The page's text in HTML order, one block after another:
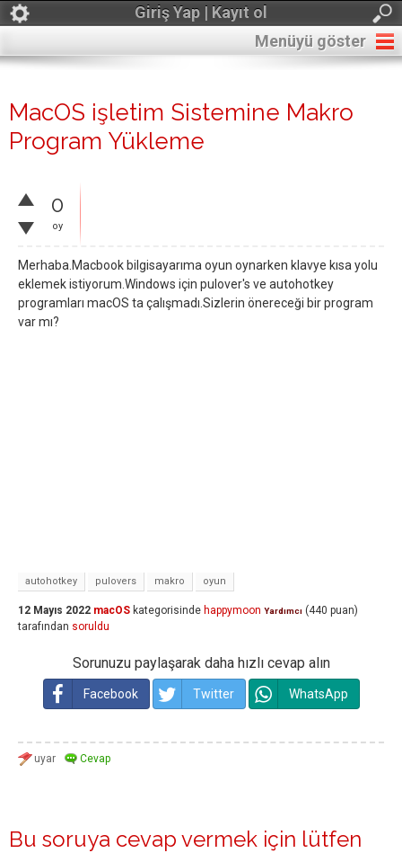
Giriş Yap | Kayıt ol
Menüyü göster
MacOS işletim Sistemine Makro
Program Yükleme
0
oy
Merhaba.Macbook bilgisayarıma oyun oynarken klavye kısa yolu
eklemek istiyorum.Windows için pulover's ve autohotkey
programları macOS ta çalışmadı.Sizlerin önereceği bir program
var mı?
autohotkey pulovers makro oyun
12 Mayıs 2022 macOS kategorisinde happymoon Yardımcı (440 puan)
tarafından soruldu
Sorunuzu paylaşarak daha hızlı cevap alın
Facebook Twitter WhatsApp
Bu soruya cevap vermek için lütfen